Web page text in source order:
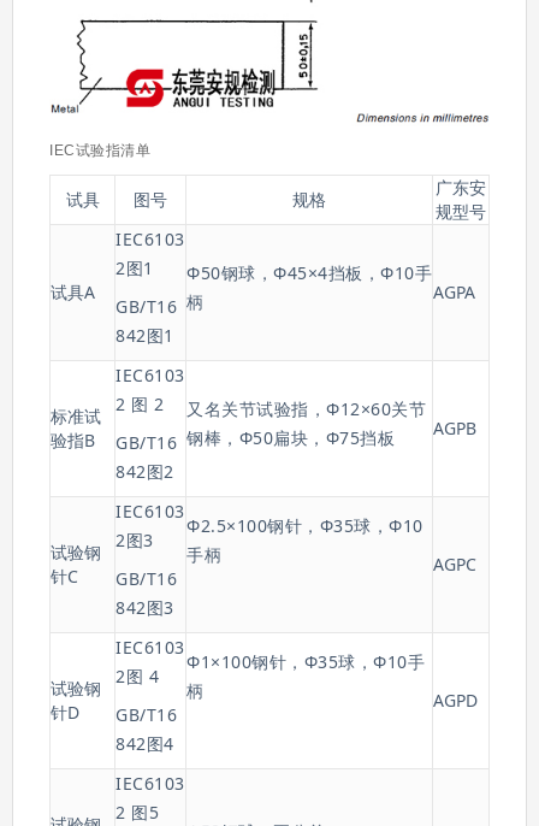
IEC试验指清单
试具 图号 规格
广东安
规型号
试具A
IEC6103
2图1
GB/T16
842图1
Φ50钢球，Φ45×4挡板，Φ10手
柄
AGPA
标准试
验指B
IEC6103
2 图 2
GB/T16
842图2
又名关节试验指，Φ12×60关节
钢棒，Φ50扁块，Φ75挡板
AGPB
试验钢
针C
IEC6103
2图3
GB/T16
842图3
Φ2.5×100钢针，Φ35球，Φ10
手柄
AGPC
试验钢
针D
IEC6103
2图 4
GB/T16
842图4
Φ1×100钢针，Φ35球，Φ10手
柄
AGPD
IEC6103
2 图5